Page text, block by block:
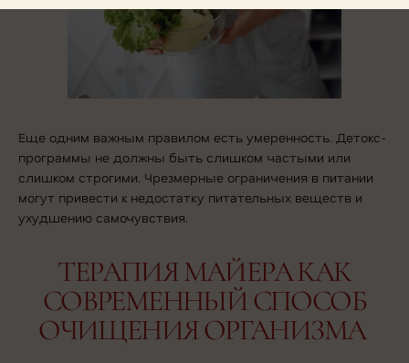
Еще одним важным правилом есть умеренность. Детокс-
программы не должны быть слишком частыми или
слишком строгими. Чрезмерные ограничения в питании
могут привести к недостатку питательных веществ и
ухудшению самочувствия.
ТЕРАПИЯ МАЙЕРА КАК
СОВРЕМЕННЫЙ СПОСОБ
ОЧИЩЕНИЯ ОРГАНИЗМА